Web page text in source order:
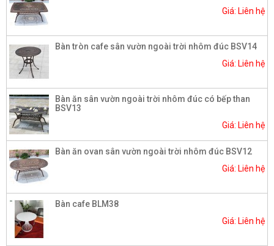
Giá: Liên hệ
Bàn tròn cafe sân vườn ngoài trời nhôm đúc BSV14
Giá: Liên hệ
Bàn ăn sân vườn ngoài trời nhôm đúc có bếp than
BSV13
Giá: Liên hệ
Bàn ăn ovan sân vườn ngoài trời nhôm đúc BSV12
Giá: Liên hệ
Bàn cafe BLM38
Giá: Liên hệ